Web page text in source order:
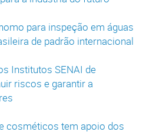
para inspeção em águas
de padrão internacional
Institutos SENAI de
riscos e garantir a
cosméticos tem apoio dos